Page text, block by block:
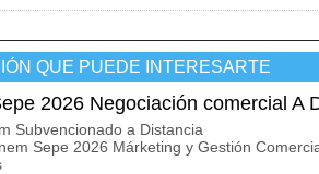
QUE PUEDE INTERESARTE
2026 Negociación comercial A
Subvencionado a Distancia
Sepe 2026 Márketing y Gestión